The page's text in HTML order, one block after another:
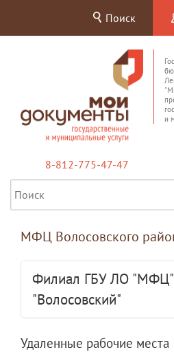
Поиск
и
8-812-775-47-47
МФЦ Волосовского
Филиал ГБУ ЛО "МФЦ"
"Волосовский"
Удаленные рабочие места